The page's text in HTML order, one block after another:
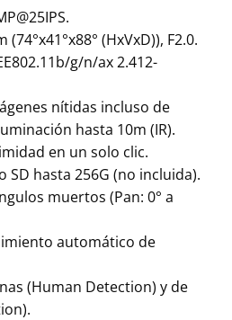
(HxVxD)), F2.0.
g/n/ax 2.412-
nítidas incluso de
hasta 10m (IR).
en un solo clic.
hasta 256G (no incluida).
muertos (Pan: 0° a
automático de
(Human Detection) y de